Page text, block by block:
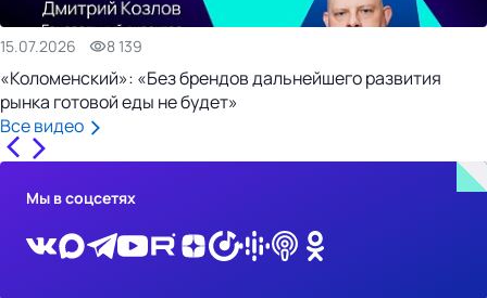
15.07.2026 8 139
«Коломенский»: «Без брендов дальнейшего развития
рынка готовой еды не будет»
Все видео
Мы в соцсетях